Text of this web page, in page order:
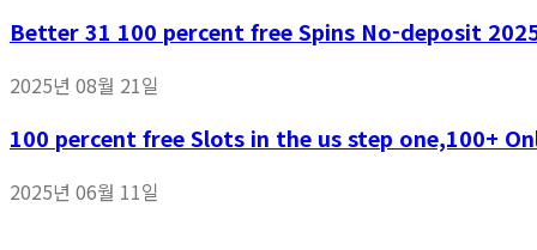
Better 31 100 percent free Spins No-deposit
2025년 08월 21일
100 percent free Slots in the us step one,100+
2025년 06월 11일